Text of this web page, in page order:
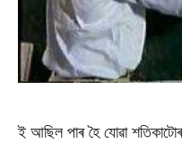
ই আছিল পাৰ হৈ যোৱা